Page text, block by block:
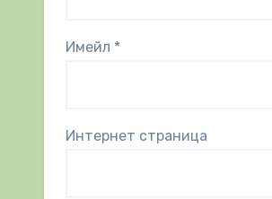
Имейл *
Интернет страница